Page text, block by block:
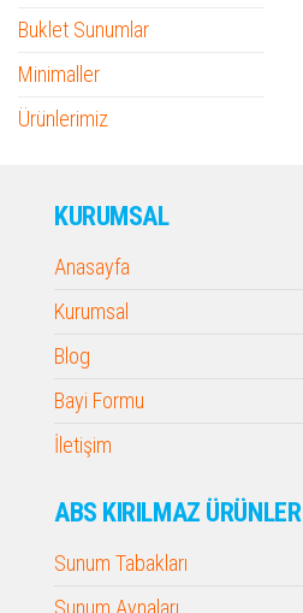
Buklet Sunumlar
Minimaller
Ürünlerimiz
KURUMSAL
Anasayfa
Kurumsal
Blog
Bayi Formu
İletişim
ABS KIRILMAZ ÜRÜNLER
Sunum Tabakları
Sunum Aynaları